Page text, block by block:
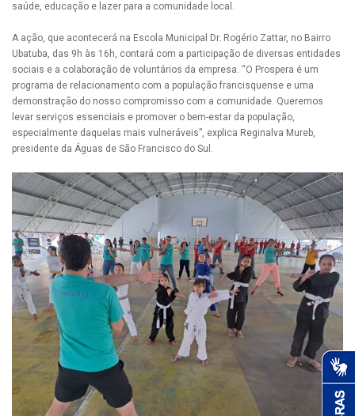
saúde, educação e lazer para a comunidade local.
A ação, que acontecerá na Escola Municipal Dr. Rogério Zattar, no Bairro
Ubatuba, das 9h às 16h, contará com a participação de diversas entidades
sociais e a colaboração de voluntários da empresa. “O Prospera é um
programa de relacionamento com a população francisquense e uma
demonstração do nosso compromisso com a comunidade. Queremos
levar serviços essenciais e promover o bem-estar da população,
especialmente daquelas mais vulneráveis”, explica Reginalva Mureb,
presidente da Águas de São Francisco do Sul.